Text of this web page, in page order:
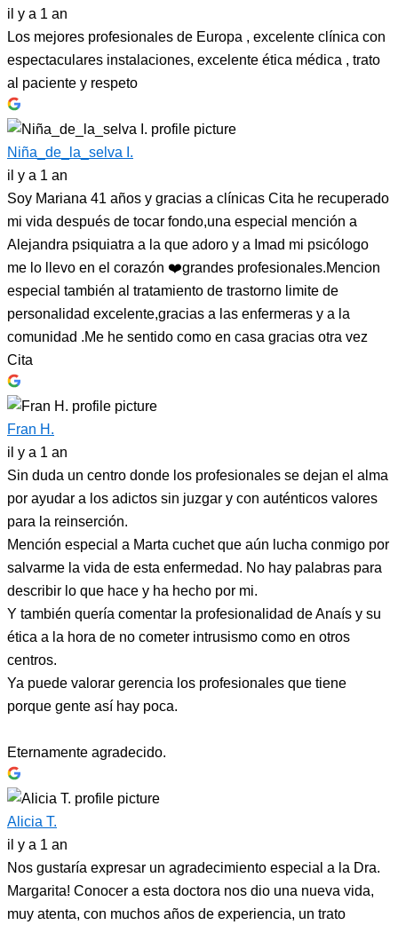
il y a 1 an
Los mejores profesionales de Europa , excelente clínica con
espectaculares instalaciones, excelente ética médica , trato
al paciente y respeto
Niña_de_la_selva I.
il y a 1 an
Soy Mariana 41 años y gracias a clínicas Cita he recuperado
mi vida después de tocar fondo,una especial mención a
Alejandra psiquiatra a la que adoro y a Imad mi psicólogo
me lo llevo en el corazón ❤️grandes profesionales.Mencion
especial también al tratamiento de trastorno limite de
personalidad excelente,gracias a las enfermeras y a la
comunidad .Me he sentido como en casa gracias otra vez
Cita
Fran H.
il y a 1 an
Sin duda un centro donde los profesionales se dejan el alma
por ayudar a los adictos sin juzgar y con auténticos valores
para la reinserción.
Mención especial a Marta cuchet que aún lucha conmigo por
salvarme la vida de esta enfermedad. No hay palabras para
describir lo que hace y ha hecho por mi.
Y también quería comentar la profesionalidad de Anaís y su
ética a la hora de no cometer intrusismo como en otros
centros.
Ya puede valorar gerencia los profesionales que tiene
porque gente así hay poca.
Eternamente agradecido.
Alicia T.
il y a 1 an
Nos gustaría expresar un agradecimiento especial a la Dra.
Margarita! Conocer a esta doctora nos dio una nueva vida,
muy atenta, con muchos años de experiencia, un trato